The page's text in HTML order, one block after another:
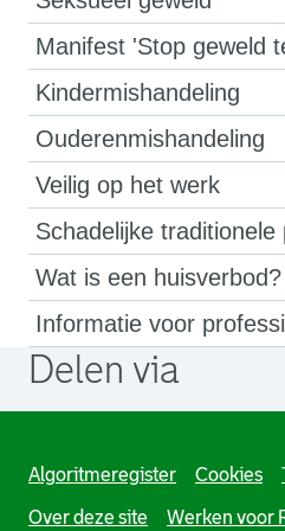
Manifest 'Stop geweld
Kindermishandeling
Ouderenmishandeling
Veilig op het werk
Schadelijke traditionele
Wat is een huisverbod?
Informatie voor
Delen via
Algoritmeregister Cookies
Over deze site Werken voor